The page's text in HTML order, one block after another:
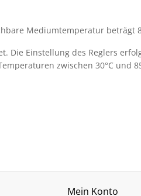
Mediumtemperatur beträgt
Die Einstellung des Reglers
zwischen 30°C und
Mein Konto